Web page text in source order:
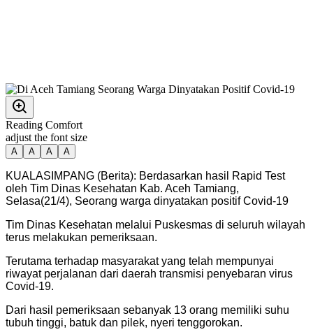
Reading Comfort
adjust the font size
A A A A
KUALASIMPANG (Berita): Berdasarkan hasil Rapid Test
oleh Tim Dinas Kesehatan Kab. Aceh Tamiang,
Selasa(21/4), Seorang warga dinyatakan positif Covid-19
Tim Dinas Kesehatan melalui Puskesmas di seluruh wilayah
terus melakukan pemeriksaan.
Terutama terhadap masyarakat yang telah mempunyai
riwayat perjalanan dari daerah transmisi penyebaran virus
Covid-19.
Dari hasil pemeriksaan sebanyak 13 orang memiliki suhu
tubuh tinggi, batuk dan pilek, nyeri tenggorokan.